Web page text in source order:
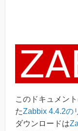
このドキュメン
たZabbix 4.4.2の
ダウンロードは